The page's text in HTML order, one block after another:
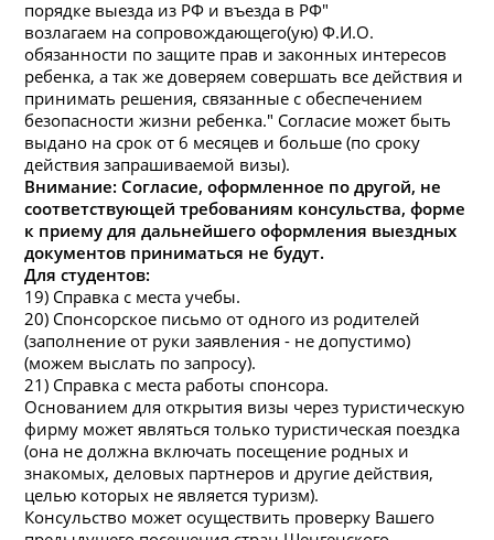
порядке выезда из РФ и въезда в РФ"
возлагаем на сопровождающего(ую) Ф.И.О.
обязанности по защите прав и законных интересов
ребенка, а так же доверяем совершать все действия и
принимать решения, связанные с обеспечением
безопасности жизни ребенка." Согласие может быть
выдано на срок от 6 месяцев и больше (по сроку
действия запрашиваемой визы).
Внимание: Согласие, оформленное по другой, не
соответствующей требованиям консульства, форме
к приему для дальнейшего оформления выездных
документов приниматься не будут.
Для студентов:
19) Справка с места учебы.
20) Спонсорское письмо от одного из родителей
(заполнение от руки заявления - не допустимо)
(можем выслать по запросу).
21) Справка с места работы спонсора.
Основанием для открытия визы через туристическую
фирму может являться только туристическая поездка
(она не должна включать посещение родных и
знакомых, деловых партнеров и другие действия,
целью которых не является туризм).
Консульство может осуществить проверку Вашего